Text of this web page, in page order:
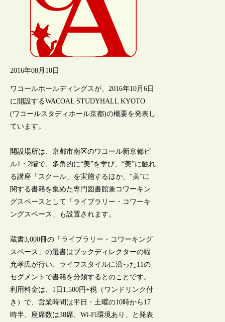
2016年08月10日
ワコールホールディングスが、2016年10月6日
に開設するWACOAL STUDYHALL KYOTO
(ワコールスタディホール京都)の概要を発表し
ています。
開設場所は、京都市南区のワコール新京都ビ
ル1・2階で、多角的に“美”を学び、“美”に触れ
る講座「スクール」を実施するほか、“美”に
関する書籍を集めた専門図書館兼コワーキン
グスペースとして「ライブラリー・コワーキ
ングスペース」も設置されます。
蔵書3,000冊の「ライブラリー・コワーキング
スペース」の選書はブックディレクターの幅
允孝氏が行い、ライフスタイルに沿った11の
セグメントで書籍を分類するとのことです。
利用料金は、1日1,500円+税（ワンドリンク付
き）で、営業時間は平日・土曜の10時から17
時半、座席数は38席、Wi-Fi環境あり、と発表